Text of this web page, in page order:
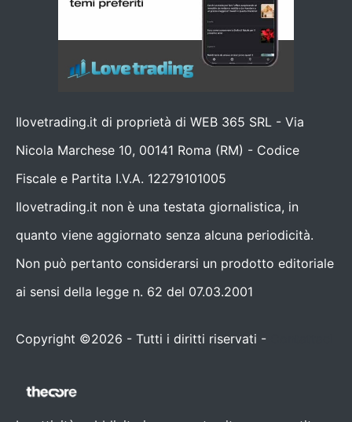
Ilovetrading.it di proprietà di WEB 365 SRL - Via
Nicola Marchese 10, 00141 Roma (RM) - Codice
Fiscale e Partita I.V.A. 12279101005
Ilovetrading.it non è una testata giornalistica, in
quanto viene aggiornato senza alcuna periodicità.
Non può pertanto considerarsi un prodotto editoriale
ai sensi della legge n. 62 del 07.03.2001
Copyright ©2026 - Tutti i diritti riservati -